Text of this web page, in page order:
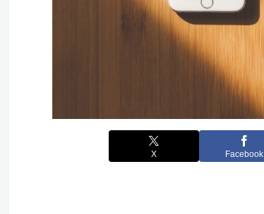
X Facebook